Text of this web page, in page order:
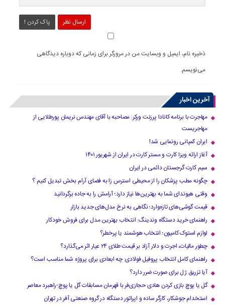
ارسال نظر پاک کردن !
ذخیره نام، ایمیل و وبسایت من در مرورگر برای زمانی که دوباره دیدگاهی
می‌نویسم.
آخرین اخبار
مهاجرت با برنامه کانادا پرزنت ورکر: مصاحبه با آقای مهندس نریمان پورطلایی از
مهاجریست
ایران کمپانی رونمایی شد!
آغاز ارائه ویزا کارت و مستر کارت در ایران از شهریور ۱۴۰۱
سیم کارت گرجستان دائمی در ایران
چگونه مطب پزشکان را از محیطی استرس زا به فضای آرام بخش تبدیل کنیم ؟
وقتی هیوندای شما به بهترین‌ها نیاز دارد؛ آرامش را به جاده برگردانید
قیمت گوشی‌های تازه‌وارد؛ نگاهی به نرخ مدل‌های جدید بازار
راهنمای خرید دستگاه وندینگ: انتخاب بهترین مدل برای فروش خودکار
لوازم استوک کامیون؛ انتخاب هوشمند یا پرخطر؟
چطور مالیات، اجرت و دلار آزاد بر قیمت طلای ۲۴ عیار اثر می‌گذارد؟
راهنمای کامل انتخاب پروفیل فولادی: چه ابعادی برای پروژه شما مناسب است؟
آیا تزریق ژل برای صورت ضرر دارد​؟
گل یا پوچ بازی کردن هادی حجازی‌فر با قهرمان مسابقات گل یا پوچ-راهبرد معاصر
استخدام جوشکار، کارگر ساده و اپراتور دستگاه در گروه صنعتی آفر در تهران